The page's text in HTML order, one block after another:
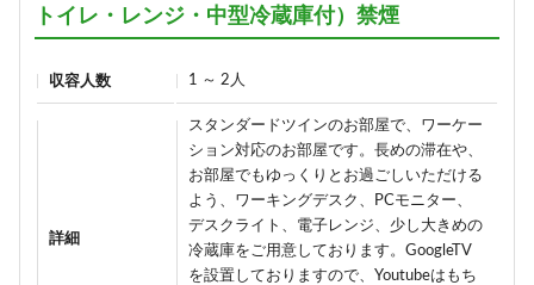
トイレ・レンジ・中型冷蔵庫付）禁煙
収容人数 1 ～ 2人
詳細
スタンダードツインのお部屋で、ワーケー
ション対応のお部屋です。長めの滞在や、
お部屋でもゆっくりとお過ごしいただける
よう、ワーキングデスク、PCモニター、
デスクライト、電子レンジ、少し大きめの
冷蔵庫をご用意しております。GoogleTV
を設置しておりますので、Youtubeはもち